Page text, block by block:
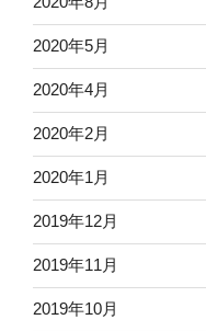
2020年5月
2020年4月
2020年2月
2020年1月
2019年12月
2019年11月
2019年10月